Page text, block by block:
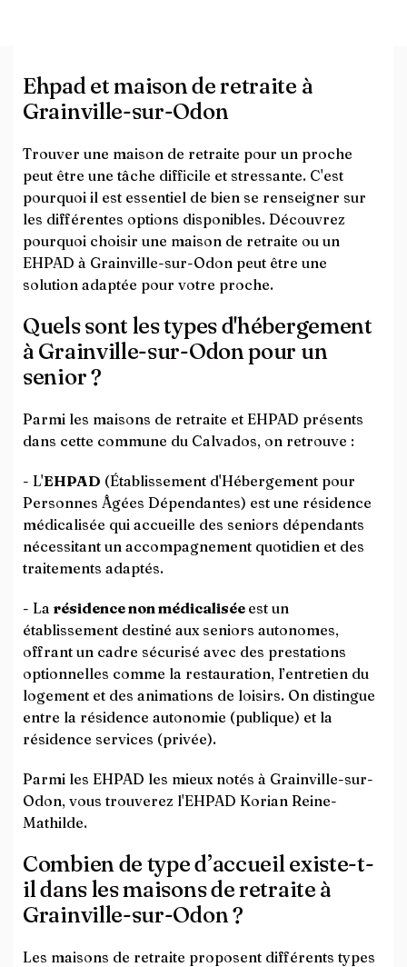
Ehpad et maison de retraite à
Grainville-sur-Odon
Trouver une maison de retraite pour un proche
peut être une tâche difficile et stressante. C'est
pourquoi il est essentiel de bien se renseigner sur
les différentes options disponibles. Découvrez
pourquoi choisir une maison de retraite ou un
EHPAD à Grainville-sur-Odon peut être une
solution adaptée pour votre proche.
Quels sont les types d'hébergement
à Grainville-sur-Odon pour un
senior ?
Parmi les maisons de retraite et EHPAD présents
dans cette commune du Calvados, on retrouve :
- L'EHPAD (Établissement d'Hébergement pour
Personnes Âgées Dépendantes) est une résidence
médicalisée qui accueille des seniors dépendants
nécessitant un accompagnement quotidien et des
traitements adaptés.
- La résidence non médicalisée est un
établissement destiné aux seniors autonomes,
offrant un cadre sécurisé avec des prestations
optionnelles comme la restauration, l’entretien du
logement et des animations de loisirs. On distingue
entre la résidence autonomie (publique) et la
résidence services (privée).
Parmi les EHPAD les mieux notés à Grainville-sur-
Odon, vous trouverez l'EHPAD Korian Reine-
Mathilde.
Combien de type d’accueil existe-t-
il dans les maisons de retraite à
Grainville-sur-Odon ?
Les maisons de retraite proposent différents types